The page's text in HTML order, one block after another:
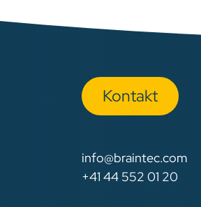
Kon​​​​​​ta​​kt
info@braintec.com
+41 44 552 01 20